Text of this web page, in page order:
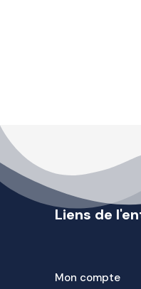
Liens de
Mon compte